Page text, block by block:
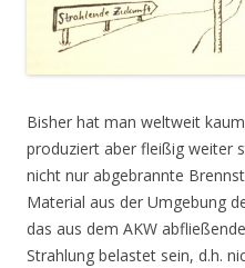
Bisher hat man weltweit
produziert aber fleißig weiter
nicht nur abgebrannte
Material aus der Umgebung
das aus dem AKW
Strahlung belastet sein, d.h.